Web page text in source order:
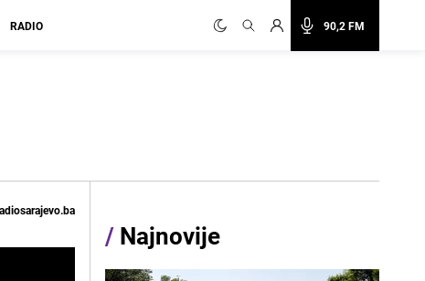
90,2 FM
RADIO
/ Najnovije